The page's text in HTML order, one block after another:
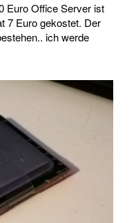
Euro Office Server ist
7 Euro gekostet. Der
ich werde